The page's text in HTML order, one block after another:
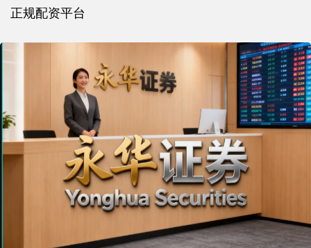
正规配资平台